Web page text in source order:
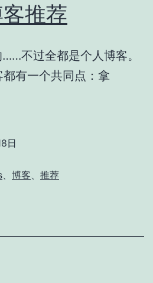
推荐
不过全都是个人博客。
有一个共同点：拿
日
博客 推荐